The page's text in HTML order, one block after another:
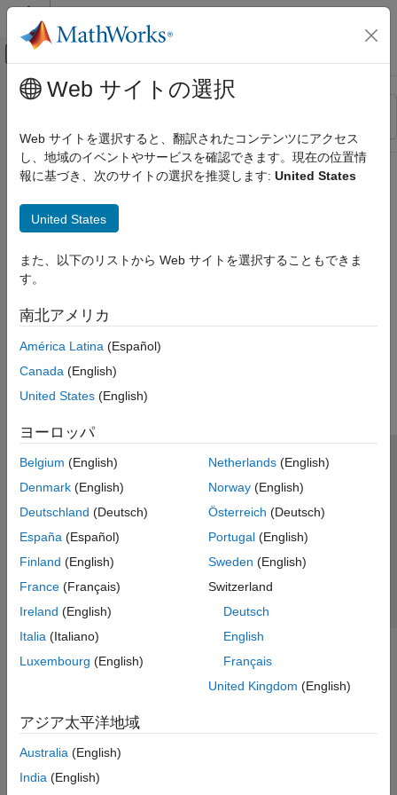
コンテンツへスキップ
オフキャンバス ナビゲーション メ
リソース
ステータス
メインコンテンツ
Web サイトの選択
Web サイトを選択すると、翻訳されたコンテンツにアクセス
し、地域のイベントやサービスを確認できます。現在の位置情
報に基づき、次のサイトの選択を推奨します: United States
United States
また、以下のリストから Web サイトを選択することもできま
す。
南北アメリカ
América Latina (Español)
Canada (English)
United States (English)
ヨーロッパ
Belgium (English)
Denmark (English)
Deutschland (Deutsch)
España (Español)
Finland (English)
France (Français)
Ireland (English)
Italia (Italiano)
Luxembourg (English)
Netherlands(English)
Norway(English)
Österreich (Deutsch)
Portugal(English)
Sweden (English)
Switzerland
Deutsch
English
Français
United Kingdom (English)
アジア太平洋地域
Australia (English)
India (English)
トラストセンター
プライバシー ポリシー
違法コピー防止
アプリケーション ステータス
© 1994-2026 The MathWorks, Inc.